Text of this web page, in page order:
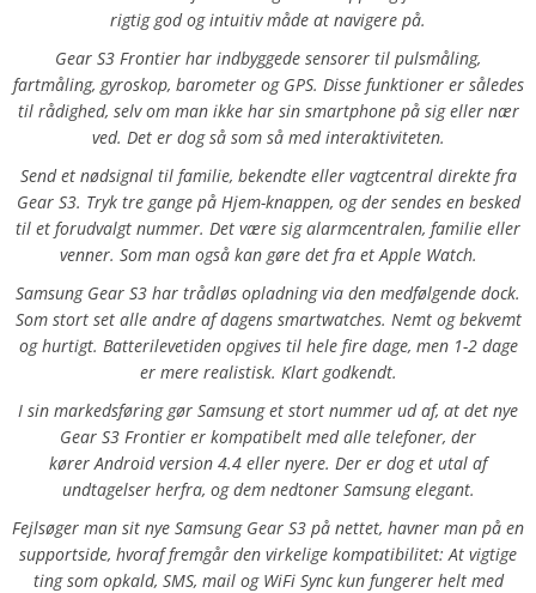
rigtig god og intuitiv måde at navigere på.
Gear S3 Frontier har indbyggede sensorer til pulsmåling,
fartmåling, gyroskop, barometer og GPS. Disse funktioner er således
til rådighed, selv om man ikke har sin smartphone på sig eller nær
ved. Det er dog så som så med interaktiviteten.
Send et nødsignal til familie, bekendte eller vagtcentral direkte fra
Gear S3. Tryk tre gange på Hjem-knappen, og der sendes en besked
til et forudvalgt nummer. Det være sig alarmcentralen, familie eller
venner. Som man også kan gøre det fra et Apple Watch.
Samsung Gear S3 har trådløs opladning via den medfølgende dock.
Som stort set alle andre af dagens smartwatches. Nemt og bekvemt
og hurtigt. Batterilevetiden opgives til hele fire dage, men 1-2 dage
er mere realistisk. Klart godkendt.
I sin markedsføring gør Samsung et stort nummer ud af, at det nye
Gear S3 Frontier er kompatibelt med alle telefoner, der
kører Android version 4.4 eller nyere. Der er dog et utal af
undtagelser herfra, og dem nedtoner Samsung elegant.
Fejlsøger man sit nye Samsung Gear S3 på nettet, havner man på en
supportside, hvoraf fremgår den virkelige kompatibilitet: At vigtige
ting som opkald, SMS, mail og WiFi Sync kun fungerer helt med